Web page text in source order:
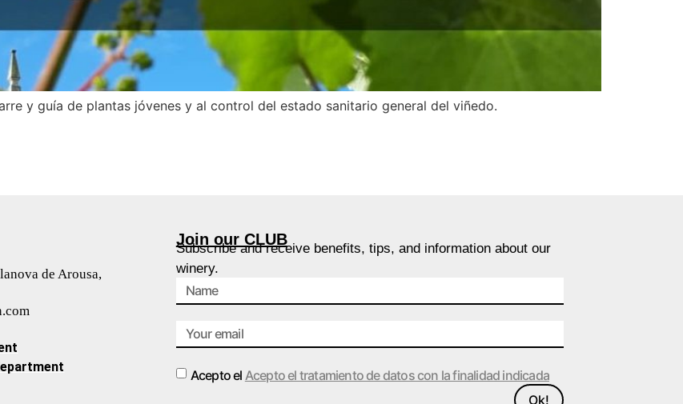
y guía de plantas jóvenes y al control del estado sanitario general del viñedo.
de Arousa,
Join our CLUB
Subscribe and receive benefits, tips, and information about our
winery.
Acepto el Acepto el tratamiento de datos con la finalidad indicada
Ok!